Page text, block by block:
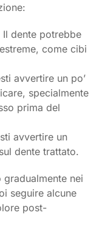
Il dente potrebbe
come cibi
avvertire un po’
specialmente
prima del
avvertire un
dente trattato.
nei
seguire alcune
post-